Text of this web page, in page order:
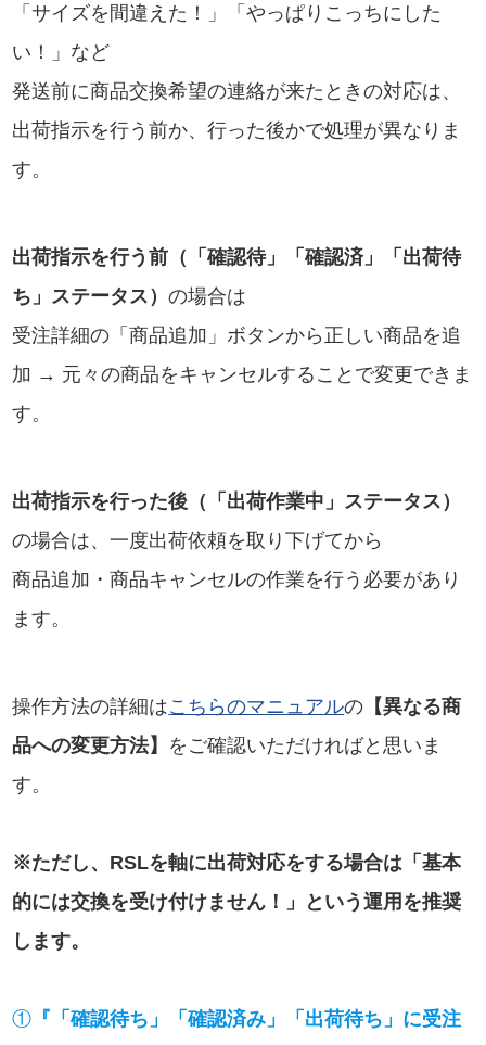
「サイズを間違えた！」「やっぱりこっちにした
い！」など
発送前に商品交換希望の連絡が来たときの対応は、
出荷指示を行う前か、行った後かで処理が異なりま
す。
出荷指示を行う前（「確認待」「確認済」「出荷待
ち」ステータス）の場合は
受注詳細の「商品追加」ボタンから正しい商品を追
加 → 元々の商品をキャンセルすることで変更できま
す。
出荷指示を行った後（「出荷作業中」ステータス）
の場合は、一度出荷依頼を取り下げてから
商品追加・商品キャンセルの作業を行う必要があり
ます。
操作方法の詳細はこちらのマニュアルの 【異なる商
品への変更方法】 をご確認いただければと思いま
す。
※ただし、RSLを軸に出荷対応をする場合は「基本
的には交換を受け付けません！」という運用を推奨
します。
① 『「確認待ち」「確認済み」「出荷待ち」に受注